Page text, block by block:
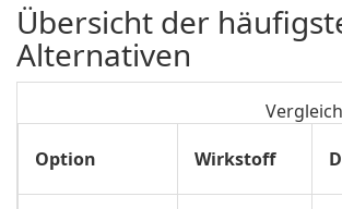
Übersicht der
Alternativen
Option
Wirkstoff